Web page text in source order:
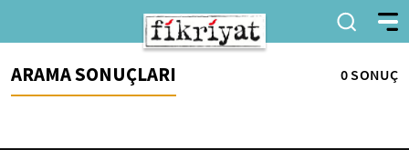
ARAMA SONUÇLARI 0 SONUÇ